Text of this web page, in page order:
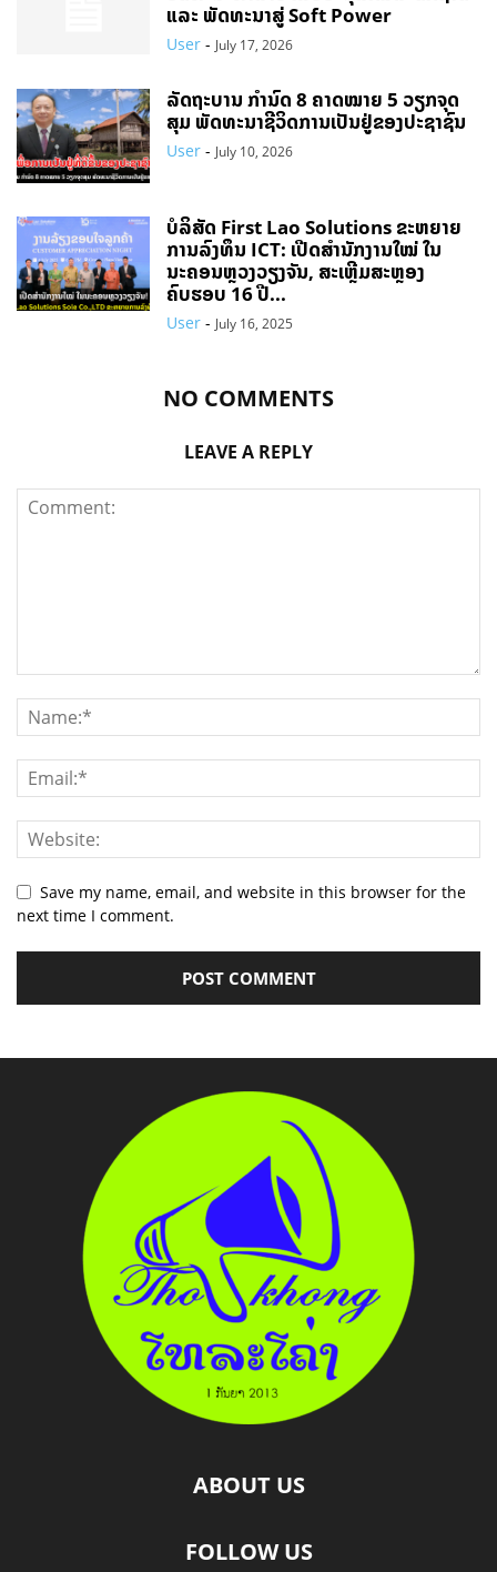
ແລະ ພັດທະນາສູ່ Soft Power
User - July 17, 2026
ລັດຖະບານ ກຳນົດ 8 ຄາດໝາຍ 5 ວຽກຈຸດ
ສຸມ ພັດທະນາຊີວິດການເປັນຢູ່ຂອງປະຊາຊົນ
User - July 10, 2026
ບໍລິສັດ First Lao Solutions ຂະຫຍາຍ
ການລົງທຶນ ICT: ເປີດສຳນັກງານໃໝ່ ໃນ
ນະຄອນຫຼວງວຽງຈັນ, ສະເຫຼີມສະຫຼອງ
ຄົບຮອບ 16 ປີ...
User - July 16, 2025
NO COMMENTS
LEAVE A REPLY
Save my name, email, and website in this browser for the
next time I comment.
ABOUT US
FOLLOW US